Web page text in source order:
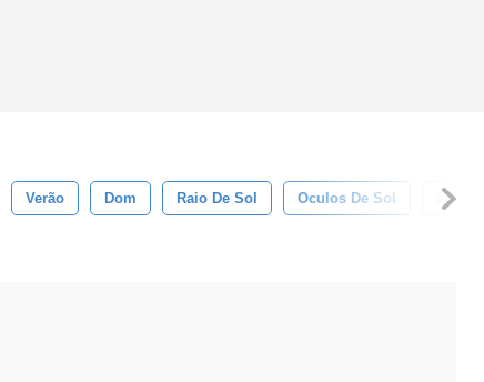
Verão Dom Raio De Sol Oculos De Sol Luz